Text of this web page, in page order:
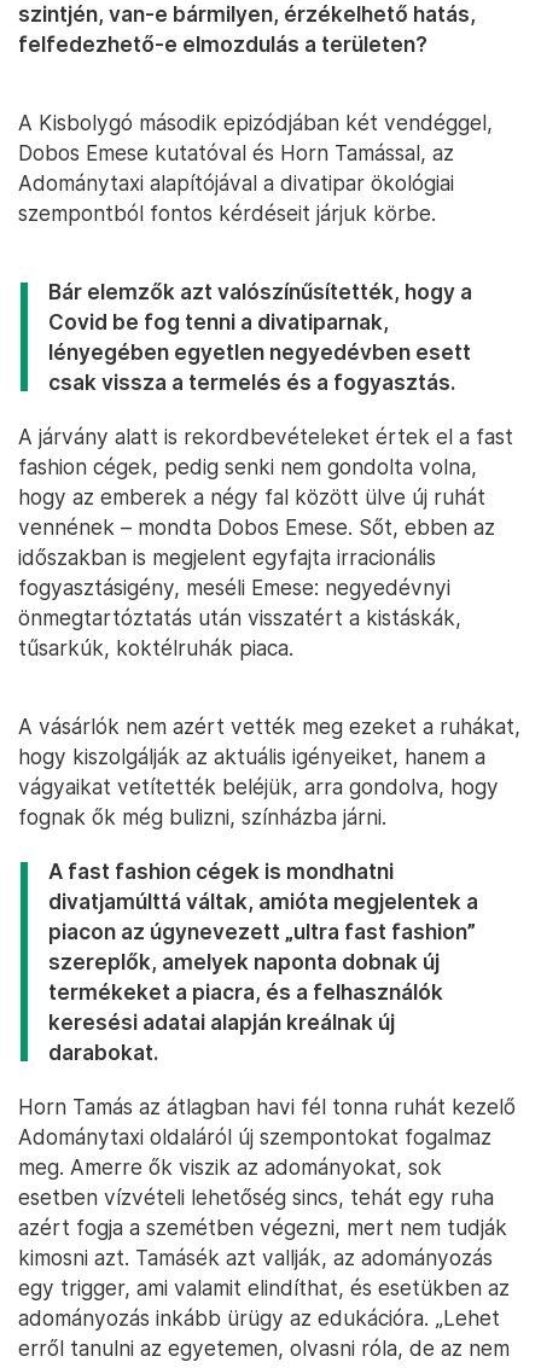
szintjén, van-e bármilyen, érzékelhető hatás,
felfedezhető-e elmozdulás a területen?
A Kisbolygó második epizódjában két vendéggel,
Dobos Emese kutatóval és Horn Tamással, az
Adománytaxi alapítójával a divatipar ökológiai
szempontból fontos kérdéseit járjuk körbe.
Bár elemzők azt valószínűsítették, hogy a
Covid be fog tenni a divatiparnak,
lényegében egyetlen negyedévben esett
csak vissza a termelés és a fogyasztás.
A járvány alatt is rekordbevételeket értek el a fast
fashion cégek, pedig senki nem gondolta volna,
hogy az emberek a négy fal között ülve új ruhát
vennének – mondta Dobos Emese. Sőt, ebben az
időszakban is megjelent egyfajta irracionális
fogyasztásigény, meséli Emese: negyedévnyi
önmegtartóztatás után visszatért a kistáskák,
tűsarkúk, koktélruhák piaca.
A vásárlók nem azért vették meg ezeket a ruhákat,
hogy kiszolgálják az aktuális igényeiket, hanem a
vágyaikat vetítették beléjük, arra gondolva, hogy
fognak ők még bulizni, színházba járni.
A fast fashion cégek is mondhatni
divatjamúlttá váltak, amióta megjelentek a
piacon az úgynevezett „ultra fast fashion”
szereplők, amelyek naponta dobnak új
termékeket a piacra, és a felhasználók
keresési adatai alapján kreálnak új
darabokat.
Horn Tamás az átlagban havi fél tonna ruhát kezelő
Adománytaxi oldaláról új szempontokat fogalmaz
meg. Amerre ők viszik az adományokat, sok
esetben vízvételi lehetőség sincs, tehát egy ruha
azért fogja a szemétben végezni, mert nem tudják
kimosni azt. Tamásék azt vallják, az adományozás
egy trigger, ami valamit elindíthat, és esetükben az
adományozás inkább ürügy az edukációra. „Lehet
erről tanulni az egyetemen, olvasni róla, de az nem